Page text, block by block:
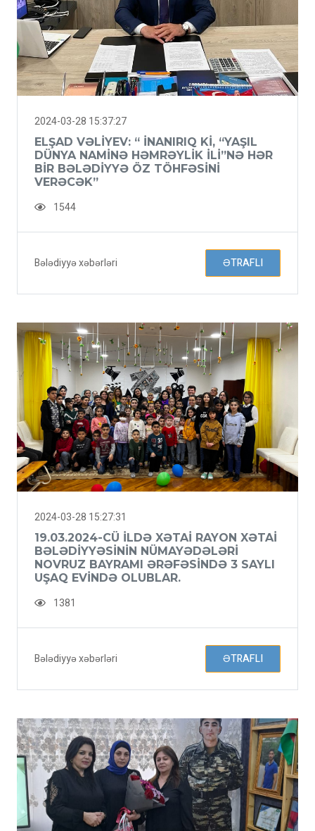
2024-03-28 15:37:27
ELŞAD VƏLIYEV: “ İNANIRIQ KI, “YAŞIL
DÜNYA NAMINƏ HƏMRƏYLIK ILI”NƏ HƏR
BIR BƏLƏDIYYƏ ÖZ TÖHFƏSINI
VERƏCƏK”
1544
Bələdiyyə xəbərləri ƏTRAFLI
2024-03-28 15:27:31
19.03.2024-CÜ ILDƏ XƏTAI RAYON XƏTAI
BƏLƏDIYYƏSININ NÜMAYƏDƏLƏRI
NOVRUZ BAYRAMI ƏRƏFƏSINDƏ 3 SAYLI
UŞAQ EVINDƏ OLUBLAR.
1381
Bələdiyyə xəbərləri ƏTRAFLI